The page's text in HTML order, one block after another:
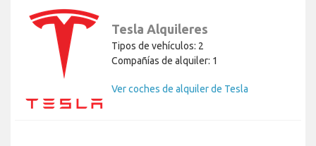
Tesla Alquileres
Tipos de vehículos: 2
Compañías de alquiler: 1
Ver coches de alquiler de Tesla